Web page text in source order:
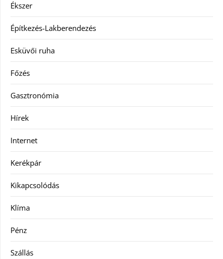
Ékszer
Építkezés-Lakberendezés
Esküvői ruha
Főzés
Gasztronómia
Hírek
Internet
Kerékpár
Kikapcsolódás
Klíma
Pénz
Szállás